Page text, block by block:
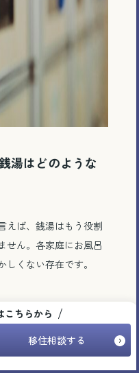
こちらから
移住相談する
湯はどのような
えば、銭湯はもう役割
せん。各家庭にお風呂
くない存在です。
かさはあえて守らなけ